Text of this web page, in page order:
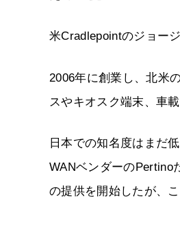
米Cradlepointのジョー
2006年に創業し、北米
スやキオスク端末、車
日本での知名度はまだ
WANベンダーのPertino
の提供を開始したが、